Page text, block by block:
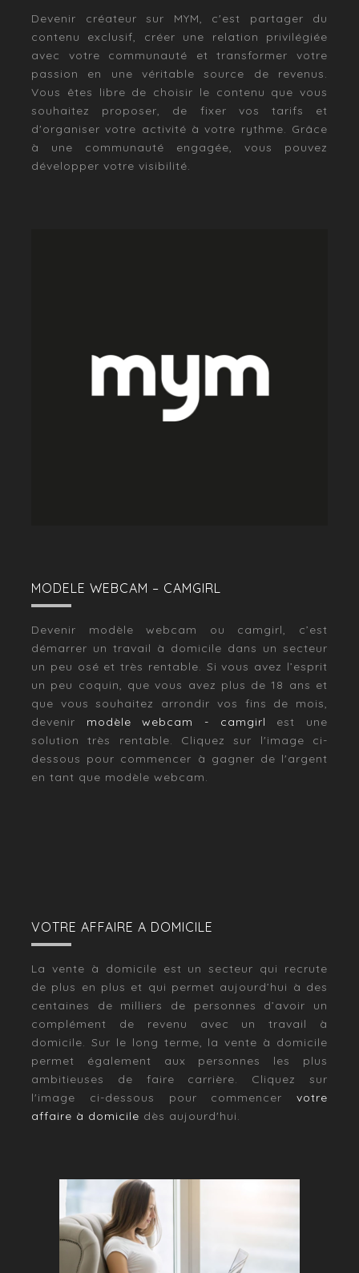
Devenir créateur sur MYM, c'est partager du
contenu exclusif, créer une relation privilégiée
avec votre communauté et transformer votre
passion en une véritable source de revenus.
Vous êtes libre de choisir le contenu que vous
souhaitez proposer, de fixer vos tarifs et
d'organiser votre activité à votre rythme. Grâce
à une communauté engagée, vous pouvez
développer votre visibilité.
MODELE WEBCAM – CAMGIRL
Devenir modèle webcam ou camgirl, c’est
démarrer un travail à domicile dans un secteur
un peu osé et très rentable. Si vous avez l’esprit
un peu coquin, que vous avez plus de 18 ans et
que vous souhaitez arrondir vos fins de mois,
devenir modèle webcam - camgirl est une
solution très rentable. Cliquez sur l'image ci-
dessous pour commencer à gagner de l'argent
en tant que modèle webcam.
VOTRE AFFAIRE A DOMICILE
La vente à domicile est un secteur qui recrute
de plus en plus et qui permet aujourd’hui à des
centaines de milliers de personnes d’avoir un
complément de revenu avec un travail à
domicile. Sur le long terme, la vente à domicile
permet également aux personnes les plus
ambitieuses de faire carrière. Cliquez sur
l'image ci-dessous pour commencer votre
affaire à domicile dès aujourd'hui.